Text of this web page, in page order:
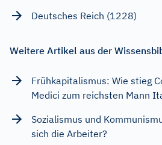
Deutsches Reich (1228)
Weitere Artikel aus der
Frühkapitalismus: Wie stieg
Medici zum reichsten Mann
Sozialismus und
sich die Arbeiter?